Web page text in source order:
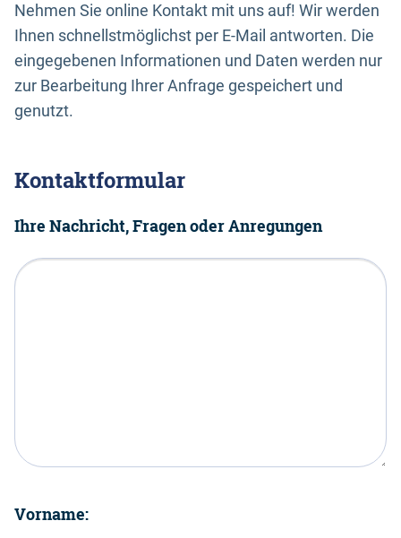
Nehmen Sie online Kontakt mit uns auf! Wir werden
Ihnen schnellstmöglichst per E-Mail antworten. Die
eingegebenen Informationen und Daten werden nur
zur Bearbeitung Ihrer Anfrage gespeichert und
genutzt.
Kontaktformular
Ihre Nachricht, Fragen oder Anregungen
Vorname: